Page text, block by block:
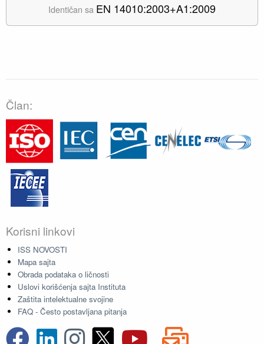
Identičan sa EN 14010:2003+A1:2009
Član:
Korisni linkovi
ISS NOVOSTI
Mapa sajta
Obrada podataka o ličnosti
Uslovi korišćenja sajta Instituta
Zaštita intelektualne svojine
FAQ - Često postavljana pitanja